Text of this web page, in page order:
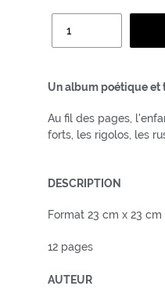
Un album poétique et
Au fil des pages,
forts, les rigolos, les
DESCRIPTION
Format 23 cm x 23 cm
12 pages
AUTEUR